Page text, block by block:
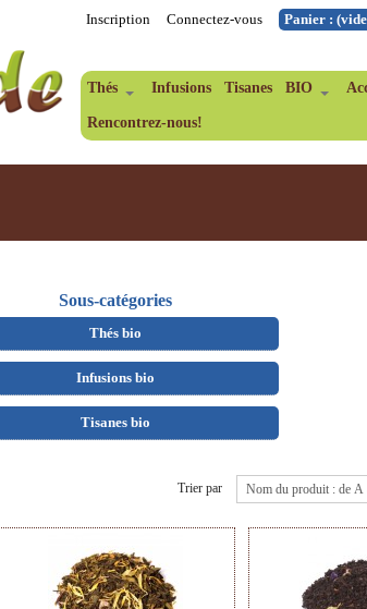
Inscription Connectez-vous Panier :
Thés Infusions Tisanes BIO
Rencontrez-nous!
Sous-catégories
Thés bio
Infusions bio
Tisanes bio
Trier par